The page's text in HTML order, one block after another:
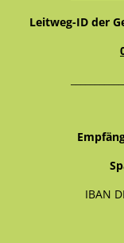
Leitweg-ID der
IBAN